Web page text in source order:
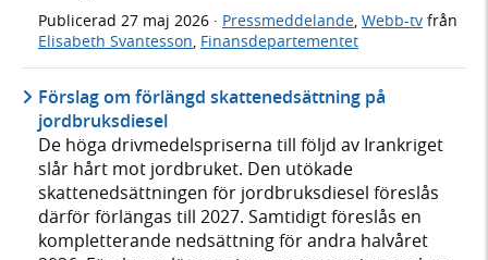
Publicerad 27 maj 2026 · Pressmeddelande Webb-tv från
Elisabeth Svantesson Finansdepartementet
Förslag om förlängd skattenedsättning på
jordbruksdiesel
De höga drivmedelspriserna till följd av Irankriget
slår hårt mot jordbruket. Den utökade
skattenedsättningen för jordbruksdiesel föreslås
därför förlängas till 2027. Samtidigt föreslås en
kompletterande nedsättning för andra halvåret